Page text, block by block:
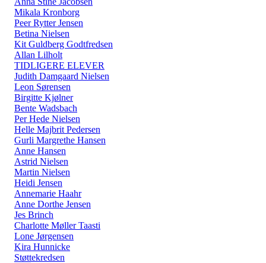
Mikala Kronborg
Peer Rytter Jensen
Betina Nielsen
Kit Guldberg Godtfredsen
Allan Lilholt
TIDLIGERE ELEVER
Judith Damgaard Nielsen
Leon Sørensen
Birgitte Kjølner
Bente Wadsbach
Per Hede Nielsen
Helle Majbrit Pedersen
Gurli Margrethe Hansen
Anne Hansen
Astrid Nielsen
Martin Nielsen
Heidi Jensen
Annemarie Haahr
Anne Dorthe Jensen
Jes Brinch
Charlotte Møller Taasti
Lone Jørgensen
Kira Hunnicke
Støttekredsen